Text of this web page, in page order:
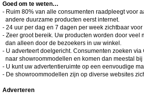
Goed om te weten…
- Ruim 80% van alle consumenten raadpleegt voor
andere duurzame producten eerst internet.
- 24 uur per dag en 7 dagen per week zichtbaar
- Zeer groot bereik. Uw producten worden door
dan alleen door de bezoekers in uw winkel.
- U adverteert doelgericht. Consumenten zoeken
naar showroommodellen en komen dan meestal
- U kunt uw advertentieruimte op een eenvoudige
- De showroommodellen zijn op diverse websites
Adverteren